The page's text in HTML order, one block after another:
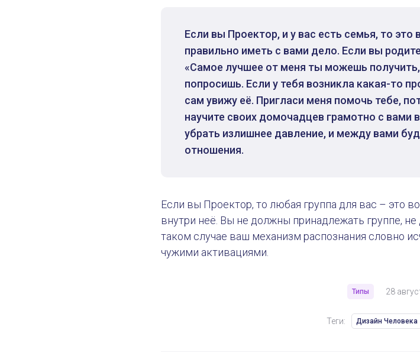
Проектор и группа
Если вы Проектор, и у вас есть семья, то это
правильно иметь с вами дело. Если вы
«Самое лучшее от меня ты можешь
попросишь. Если у тебя возникла какая-то
сам увижу её. Пригласи меня помочь тебе,
научите своих домочадцев грамотно с вами
убрать излишнее давление, и между вами
отношения.
Если вы Проектор, то любая группа для вас – это
внутри неё. Вы не должны принадлежать группе,
таком случае ваш механизм распознания словно
чужими активациями.
Типы 28
Теги: Дизайн Человека